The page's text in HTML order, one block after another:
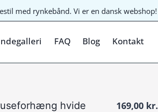
med rynkebånd. Vi er en dansk webshop!
FAQ Blog Kontakt
hvide
169,00 kr.